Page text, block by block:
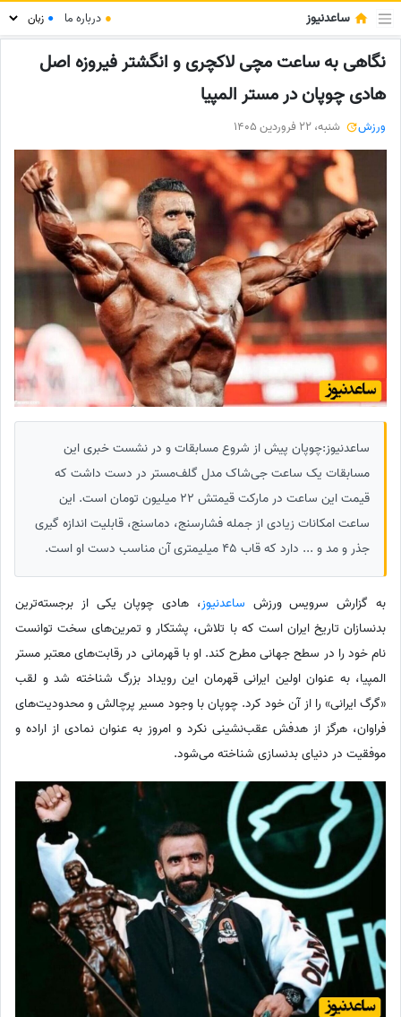
ساعدنیوز ● درباره ما ●
نگاهی به ساعت مچی لاکچری و انگشتر فیروزه اصل
هادی چوپان در مستر المپیا
ورزش شنبه، 22 فروردین 1405
ساعدنیوز:چوپان پیش از شروع مسابقات و در نشست خبری این
مسابقات یک ساعت جی‌شاک مدل گلف‌مستر در دست داشت که
قیمت این ساعت در مارکت قیمتش 22 میلیون تومان است. این
ساعت امکانات زیادی از جمله فشارسنج، دماسنج، قابلیت اندازه گیری
جذر و مد و ... دارد که قاب 45 میلیمتری آن مناسب دست او است.
به گزارش سرویس ورزش ساعدنیوز، هادی چوپان یکی از برجسته‌ترین
بدنسازان تاریخ ایران است که با تلاش، پشتکار و تمرین‌های سخت توانست
نام خود را در سطح جهانی مطرح کند. او با قهرمانی در رقابت‌های معتبر مستر
المپیا، به عنوان اولین ایرانی قهرمان این رویداد بزرگ شناخته شد و لقب
«گرگ ایرانی» را از آن خود کرد. چوپان با وجود مسیر پرچالش و محدودیت‌های
فراوان، هرگز از هدفش عقب‌نشینی نکرد و امروز به عنوان نمادی از اراده و
موفقیت در دنیای بدنسازی شناخته می‌شود.